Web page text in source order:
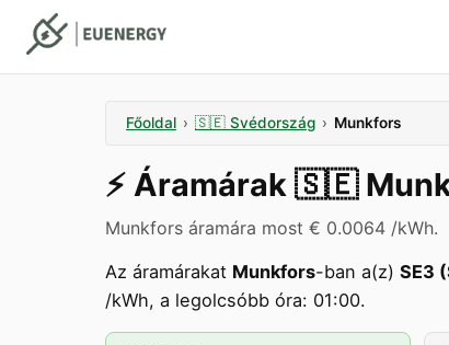
Főoldal › 🇸🇪 Svédország › Munkfors
⚡️ Áramárak 🇸🇪
Munkfors áramára most € 0.0064 /kWh.
Az áramárakat Munkfors-ban a(z) SE3
/kWh, a legolcsóbb óra: 01:00.